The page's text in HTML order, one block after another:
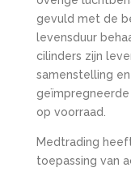
gevuld met de
levensduur
cilinders zijn
samenstelling
op voorraad.
Medtrading
toepassing van